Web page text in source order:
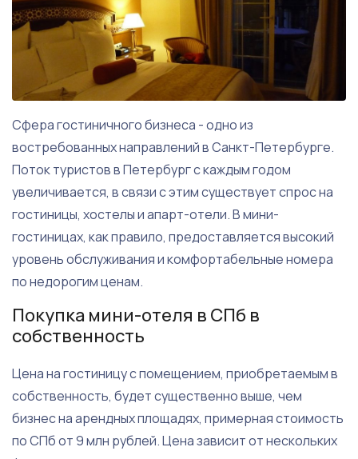
Сфера гостиничного бизнеса - одно из
востребованных направлений в Санкт-Петербурге.
Поток туристов в Петербург с каждым годом
увеличивается, в связи с этим существует спрос на
гостиницы, хостелы и апарт-отели. В мини-
гостиницах, как правило, предоставляется высокий
уровень обслуживания и комфортабельные номера
по недорогим ценам.
Покупка мини-отеля в СПб в
собственность
Цена на гостиницу с помещением, приобретаемым в
собственность, будет существенно выше, чем
бизнес на арендных площадях, примерная стоимость
по СПб от 9 млн рублей. Цена зависит от нескольких